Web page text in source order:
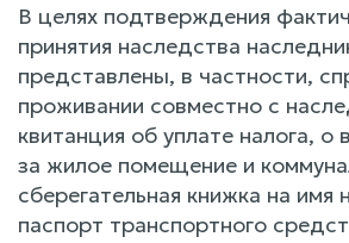
В целях подтверждения
принятия наследства
представлены, в частности,
проживании совместно с
квитанция об уплате налога, о
за жилое помещение и
сберегательная книжка на имя
паспорт транспортного